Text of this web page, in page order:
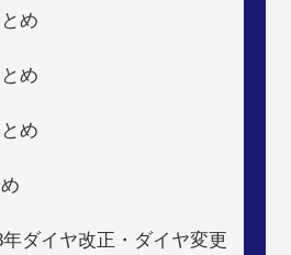
め
め
め
ダイヤ改正・ダイヤ変更